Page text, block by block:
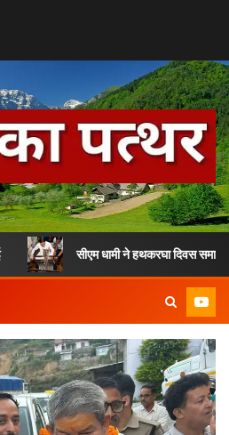
सीएम धामी ने हथकरघा दिवस समारोह में की